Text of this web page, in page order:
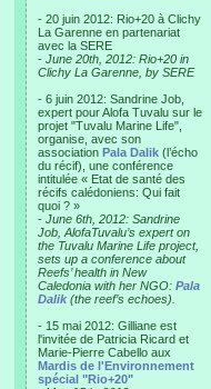
- 20 juin 2012: Rio+20 à Clichy
La Garenne en partenariat
avec la SERE
- June 20th, 2012: Rio+20 in
Clichy La Garenne, by SERE
- 6 juin 2012: Sandrine Job,
expert pour Alofa Tuvalu sur le
projet "Tuvalu Marine Life",
organise, avec son
association Pala Dalik (l’écho
du récif), une conférence
intitulée « Etat de santé des
récifs calédoniens: Qui fait
quoi ? »
- June 6th, 2012: Sandrine
Job, AlofaTuvalu’s expert on
the Tuvalu Marine Life project,
sets up a conference about
Reefs’ health in New
Caledonia with her NGO: Pala
Dalik (the reef’s echoes).
- 15 mai 2012: Gilliane est
l'invitée de Patricia Ricard et
Marie-Pierre Cabello aux
Mardis de l'Environnement
spécial "Rio+20"